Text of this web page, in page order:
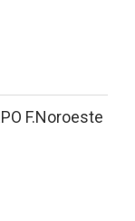
F.Noroeste